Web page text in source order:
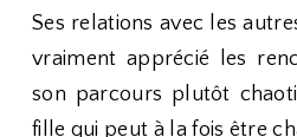
Ses relations avec les
vraiment apprécié les
son parcours plutôt
fille qui peut à la fois être